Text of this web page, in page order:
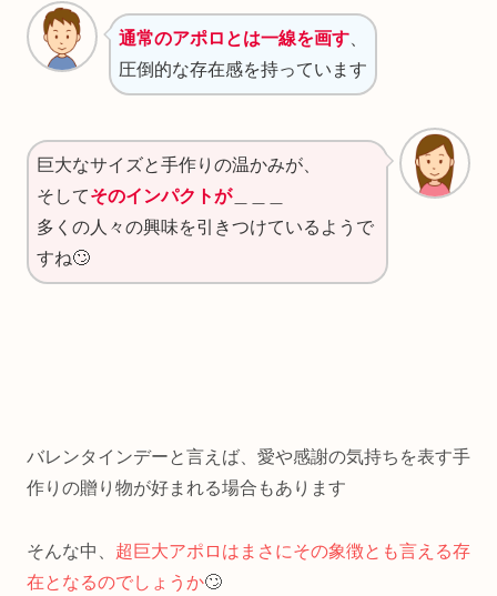
通常のアポロとは一線を画す
圧倒的な存在感を持っています
巨大なサイズと手作りの温かみが、
そしてそのインパクトが＿＿＿
多くの人々の興味を引きつけているようで
すね🙄
バレンタインデーと言えば、愛や感謝の気持ちを表す手
作りの贈り物が好まれる場合もあります
そんな中、 超巨大アポロはまさにその象徴とも言える存
在となるのでしょうか🙄